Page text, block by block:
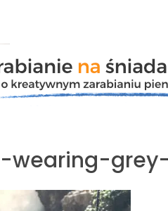
wearing-